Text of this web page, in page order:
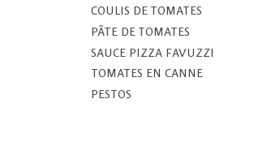
COULIS DE TOMATES
PÂTE DE TOMATES
SAUCE PIZZA FAVUZZI
TOMATES EN CANNE
PESTOS